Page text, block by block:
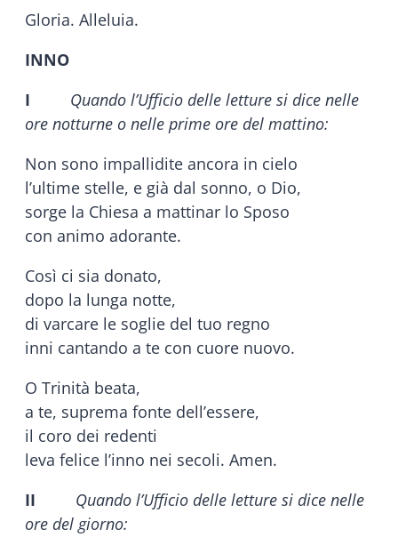
Gloria. Alleluia.
INNO
I
Quando l’Ufficio delle letture si dice nelle
ore notturne o nelle prime ore del mattino:
Non sono impallidite ancora in cielo
l’ultime stelle, e già dal sonno, o Dio,
sorge la Chiesa a mattinar lo Sposo
con animo adorante.
Così ci sia donato,
dopo la lunga notte,
di varcare le soglie del tuo regno
inni cantando a te con cuore nuovo.
O Trinità beata,
a te, suprema fonte dell’essere,
il coro dei redenti
leva felice l’inno nei secoli. Amen.
II
Quando l’Ufficio delle letture si dice nelle
ore del giorno: